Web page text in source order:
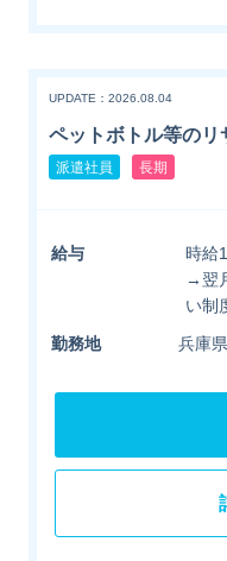
UPDATE：2026.08.04
ペットボトル等のリ
派遣社員 長期
給与
時給
→翌
い制
勤務地
兵庫